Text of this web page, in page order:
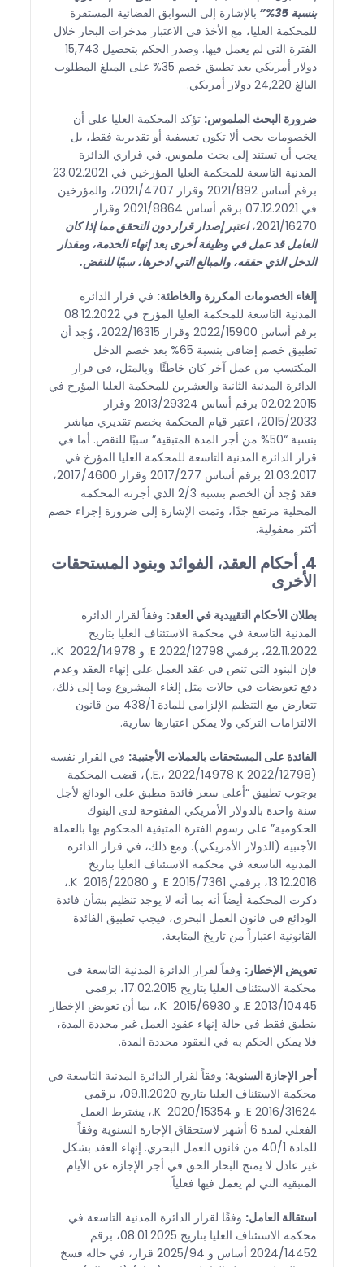
بنسبة 35%”
بالإشارة إلى السوابق القضائية المستقرة
للمحكمة العليا، مع الأخذ في الاعتبار مدخرات البحار خلال
الفترة التي لم يعمل فيها. وصدر الحكم بتحصيل 15,743
دولار أمريكي بعد تطبيق خصم 35% على المبلغ المطلوب
البالغ 24,220 دولار أمريكي.
ضرورة البحث الملموس: تؤكد المحكمة العليا على أن
الخصومات يجب ألا تكون تعسفية أو تقديرية فقط، بل
يجب أن تستند إلى بحث ملموس. في قراري الدائرة
المدنية التاسعة للمحكمة العليا المؤرخين في 23.02.2021
برقم أساس 2021/892 وقرار 2021/4707، والمؤرخين
في 07.12.2021 برقم أساس 2021/8864 وقرار
2021/16270، اعتبر إصدار قرار دون التحقق مما إذا كان
العامل قد عمل في وظيفة أخرى بعد إنهاء الخدمة، ومقدار
الدخل الذي حققه، والمبالغ التي ادخرها، سببًا للنقض.
إلغاء الخصومات المكررة والخاطئة: في قرار الدائرة
المدنية التاسعة للمحكمة العليا المؤرخ في 08.12.2022
برقم أساس 2022/15900 وقرار 2022/16315، وُجِد أن
تطبيق خصم إضافي بنسبة 65% بعد خصم الدخل
المكتسب من عمل آخر كان خاطئًا. وبالمثل، في قرار
الدائرة المدنية الثانية والعشرين للمحكمة العليا المؤرخ في
02.02.2015 برقم أساس 2013/29324 وقرار
2015/2033، اعتبر قيام المحكمة بخصم تقديري مباشر
بنسبة “50% من أجر المدة المتبقية” سببًا للنقض. أما في
قرار الدائرة المدنية التاسعة للمحكمة العليا المؤرخ في
21.03.2017 برقم أساس 2017/277 وقرار 2017/4600،
فقد وُجِد أن الخصم بنسبة 2/3 الذي أجرته المحكمة
المحلية مرتفع جدًا، وتمت الإشارة إلى ضرورة إجراء خصم
أكثر معقولية.
4. أحكام العقد، الفوائد وبنود المستحقات
الأخرى
بطلان الأحكام التقييدية في العقد: وفقاً لقرار الدائرة
المدنية التاسعة في محكمة الاستئناف العليا بتاريخ
22.11.2022، برقمي 2022/12798 E. و 2022/14978 K.،
فإن البنود التي تنص في عقد العمل على إنهاء العقد وعدم
دفع تعويضات في حالات مثل إلغاء المشروع وما إلى ذلك،
تتعارض مع التنظيم الإلزامي للمادة 438/1 من قانون
الالتزامات التركي ولا يمكن اعتبارها سارية.
الفائدة على المستحقات بالعملات الأجنبية: في القرار نفسه
(2022/12798 E.، 2022/14978 K.)، قضت المحكمة
بوجوب تطبيق “أعلى سعر فائدة مطبق على الودائع لأجل
سنة واحدة بالدولار الأمريكي المفتوحة لدى البنوك
الحكومية” على رسوم الفترة المتبقية المحكوم بها بالعملة
الأجنبية (الدولار الأمريكي). ومع ذلك، في قرار الدائرة
المدنية التاسعة في محكمة الاستئناف العليا بتاريخ
13.12.2016، برقمي 2015/7361 E. و 2016/22080 K.،
ذكرت المحكمة أيضاً أنه بما أنه لا يوجد تنظيم بشأن فائدة
الودائع في قانون العمل البحري، فيجب تطبيق الفائدة
القانونية اعتباراً من تاريخ المتابعة.
تعويض الإخطار: وفقاً لقرار الدائرة المدنية التاسعة في
محكمة الاستئناف العليا بتاريخ 17.02.2015، برقمي
2013/10445 E. و 2015/6930 K.، بما أن تعويض الإخطار
ينطبق فقط في حالة إنهاء عقود العمل غير محددة المدة،
فلا يمكن الحكم به في العقود محددة المدة.
أجر الإجازة السنوية: وفقاً لقرار الدائرة المدنية التاسعة في
محكمة الاستئناف العليا بتاريخ 09.11.2020، برقمي
2016/31624 E. و 2020/15354 K.، يشترط العمل
الفعلي لمدة 6 أشهر لاستحقاق الإجازة السنوية وفقاً
للمادة 40/1 من قانون العمل البحري. إنهاء العقد بشكل
غير عادل لا يمنح البحار الحق في أجر الإجازة عن الأيام
المتبقية التي لم يعمل فيها فعلياً.
استقالة العامل: وفقًا لقرار الدائرة المدنية التاسعة في
محكمة الاستئناف العليا بتاريخ 08.01.2025، برقم
2024/14452 أساس و 2025/94 قرار، في حالة فسخ